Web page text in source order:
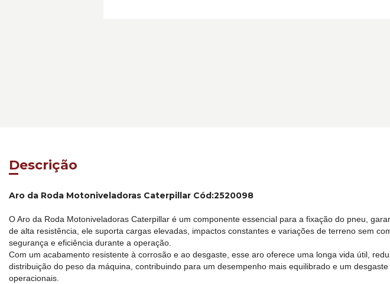
Descrição
Aro da Roda Motoniveladoras Caterpillar Cód:2520098
O Aro da Roda Motoniveladoras Caterpillar é um componente essencial para a fixação do pneu,
de alta resistência, ele suporta cargas elevadas, impactos constantes e variações de terreno sem
segurança e eficiência durante a operação.
Com um acabamento resistente à corrosão e ao desgaste, esse aro oferece uma longa vida útil,
distribuição do peso da máquina, contribuindo para um desempenho mais equilibrado e um
operacionais.